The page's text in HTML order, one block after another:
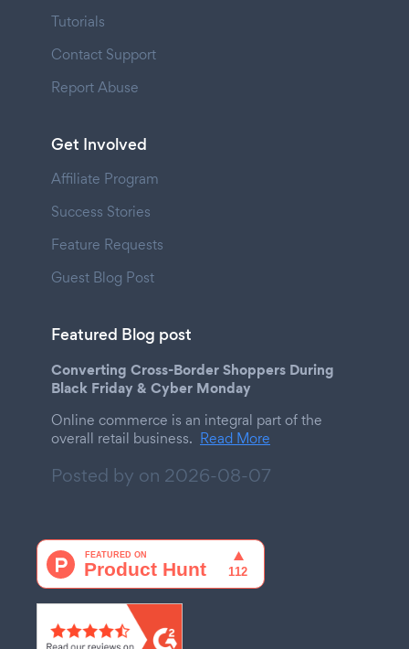
Tutorials
Contact Support
Report Abuse
Get Involved
Affiliate Program
Success Stories
Feature Requests
Guest Blog Post
Featured Blog post
Converting Cross-Border Shoppers During
Black Friday & Cyber Monday
Online commerce is an integral part of the
overall retail business. Read More
Posted by on 2026-08-07